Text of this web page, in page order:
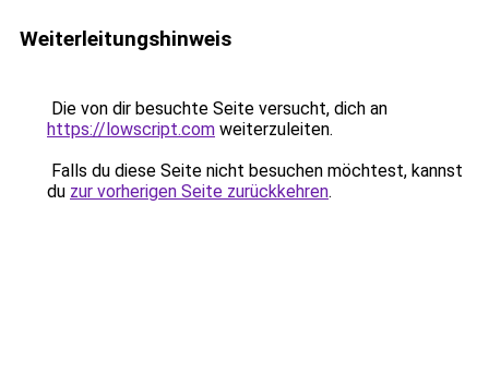
Weiterleitungshinweis
Die von dir besuchte Seite versucht, dich an
https://lowscript.com weiterzuleiten.
Falls du diese Seite nicht besuchen möchtest, kannst
du zur vorherigen Seite zurückkehren.